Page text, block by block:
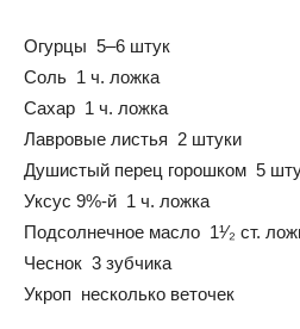
Огурцы 5–6 штук
Соль 1 ч. ложка
Сахар 1 ч. ложка
Лавровые листья 2 штуки
Душистый перец горошком 5
Уксус 9%-й 1 ч. ложка
Подсолнечное масло 1¹⁄₂ ст.
Чеснок 3 зубчика
Укроп несколько веточек